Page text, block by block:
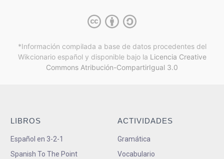
*Información compilada a base de datos procedentes del
Wikcionario español y disponible bajo la Licencia Creative
Commons Atribución-CompartirIgual 3.0
LIBROS
Español en 3-2-1
Spanish To The Point
ACTIVIDADES
Gramática
Vocabulario